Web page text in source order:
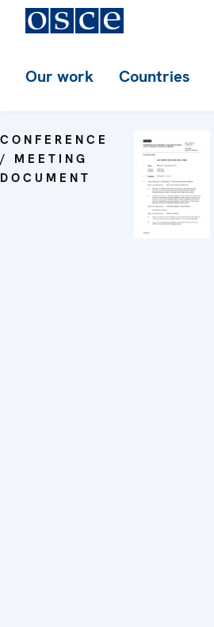
Our work Countries
CONFERENCE
/ MEETING
DOCUMENT